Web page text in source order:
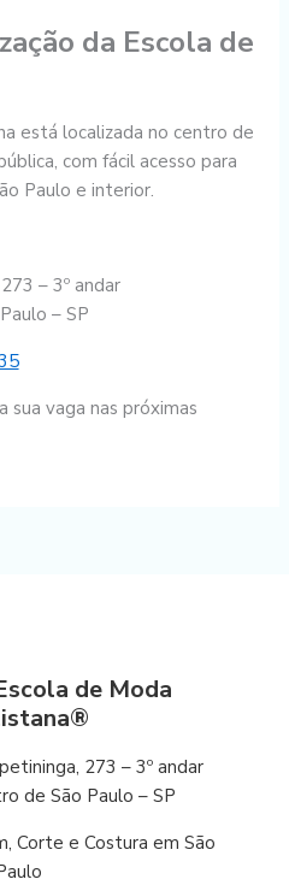
da Escola de
está localizada no centro de
com fácil acesso para
Paulo e interior.
– 3º andar
– SP
vaga nas próximas
de Moda
273 – 3º andar
de São Paulo – SP
Corte e Costura em São